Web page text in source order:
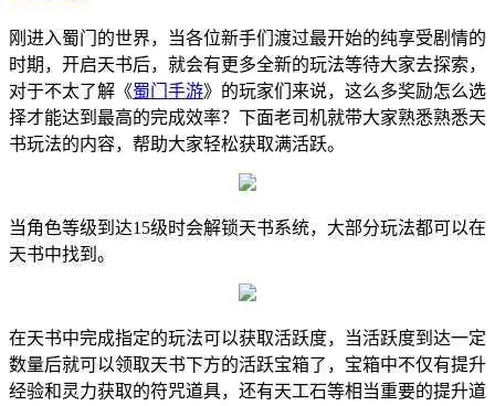
刚进入蜀门的世界，当各位新手们渡过最开始的纯享受剧情的
时期，开启天书后，就会有更多全新的玩法等待大家去探索，
对于不太了解《蜀门手游》的玩家们来说，这么多奖励怎么选
择才能达到最高的完成效率？下面老司机就带大家熟悉熟悉天
书玩法的内容，帮助大家轻松获取满活跃。
当角色等级到达15级时会解锁天书系统，大部分玩法都可以在
天书中找到。
在天书中完成指定的玩法可以获取活跃度，当活跃度到达一定
数量后就可以领取天书下方的活跃宝箱了，宝箱中不仅有提升
经验和灵力获取的符咒道具，还有天工石等相当重要的提升道